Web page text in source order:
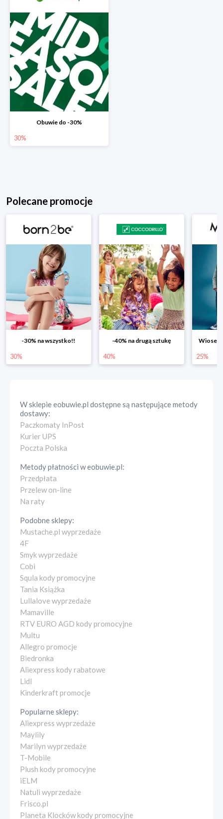
Obuwie do -30%
30%
Polecane promocje
-40% na drugą sztukę
40%
Wiosenne rabaty do -25%
25% 25%
W sklepieeobuwie.pl dostępne są następujące metody
dostawy:
Paczkomaty InPost
Kurier UPS
Poczta Polska
Metody płatności weobuwie.pl:
Przedpłata
Przelew on-line
Na raty
Podobne sklepy:
Mustache.pl wyprzedaże
4F
Smyk wyprzedaże
Cobi
Squla kody promocyjne
Tania Książka
Lullalove wyprzedaże
Mamaville
RTV EURO AGD kody promocyjne
Multu
Allegro promocje
Biedronka
Aliexpress kody rabatowe
Lidl
Kinderkraft promocje
Popularne sklepy:
Aliexpress wyprzedaże
Maylily
Marilyn wyprzedaże
T-Mobile
Plush kody promocyjne
iELM
Natuli wyprzedaże
Frisco.pl
Planeta Klocków kody promocyjne